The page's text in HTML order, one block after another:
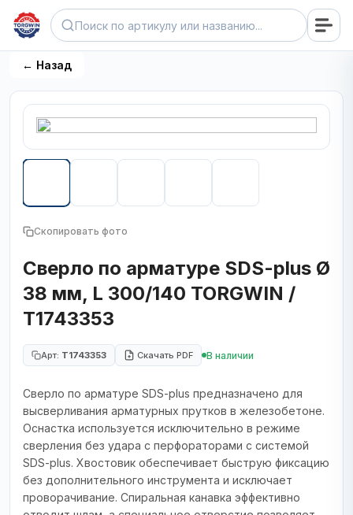
← Назад
Скопировать фото
Сверло по арматуре SDS-plus Ø
38 мм, L 300/140 TORGWIN /
T1743353
Арт: T1743353 Скачать PDF В наличии
Сверло по арматуре SDS-plus предназначено для
высверливания арматурных прутков в железобетоне.
Оснастка используется исключительно в режиме
сверления без удара с перфораторами с системой
SDS-plus. Хвостовик обеспечивает быструю фиксацию
без дополнительного инструмента и исключает
проворачивание. Спиральная канавка эффективно